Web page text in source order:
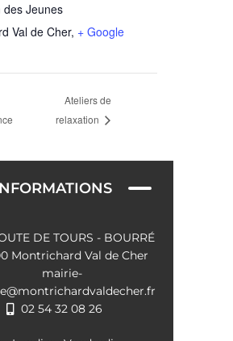
des Jeunes
Val de Cher, + Google
Ateliers de
relaxation
DE TOURS - BOURRÉ
Montrichard Val de Cher
mairie-
02 54 32 08 26